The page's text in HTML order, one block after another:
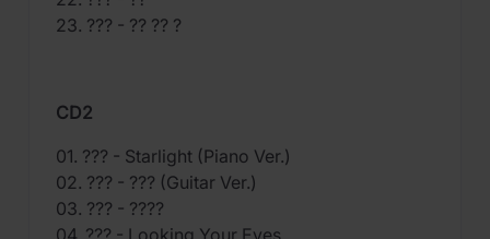
23. ??? - ?? ?? ?
CD2
01. ??? - Starlight (Piano Ver.)
02. ??? - ??? (Guitar Ver.)
03. ??? - ????
04. ??? - Looking Your Eyes